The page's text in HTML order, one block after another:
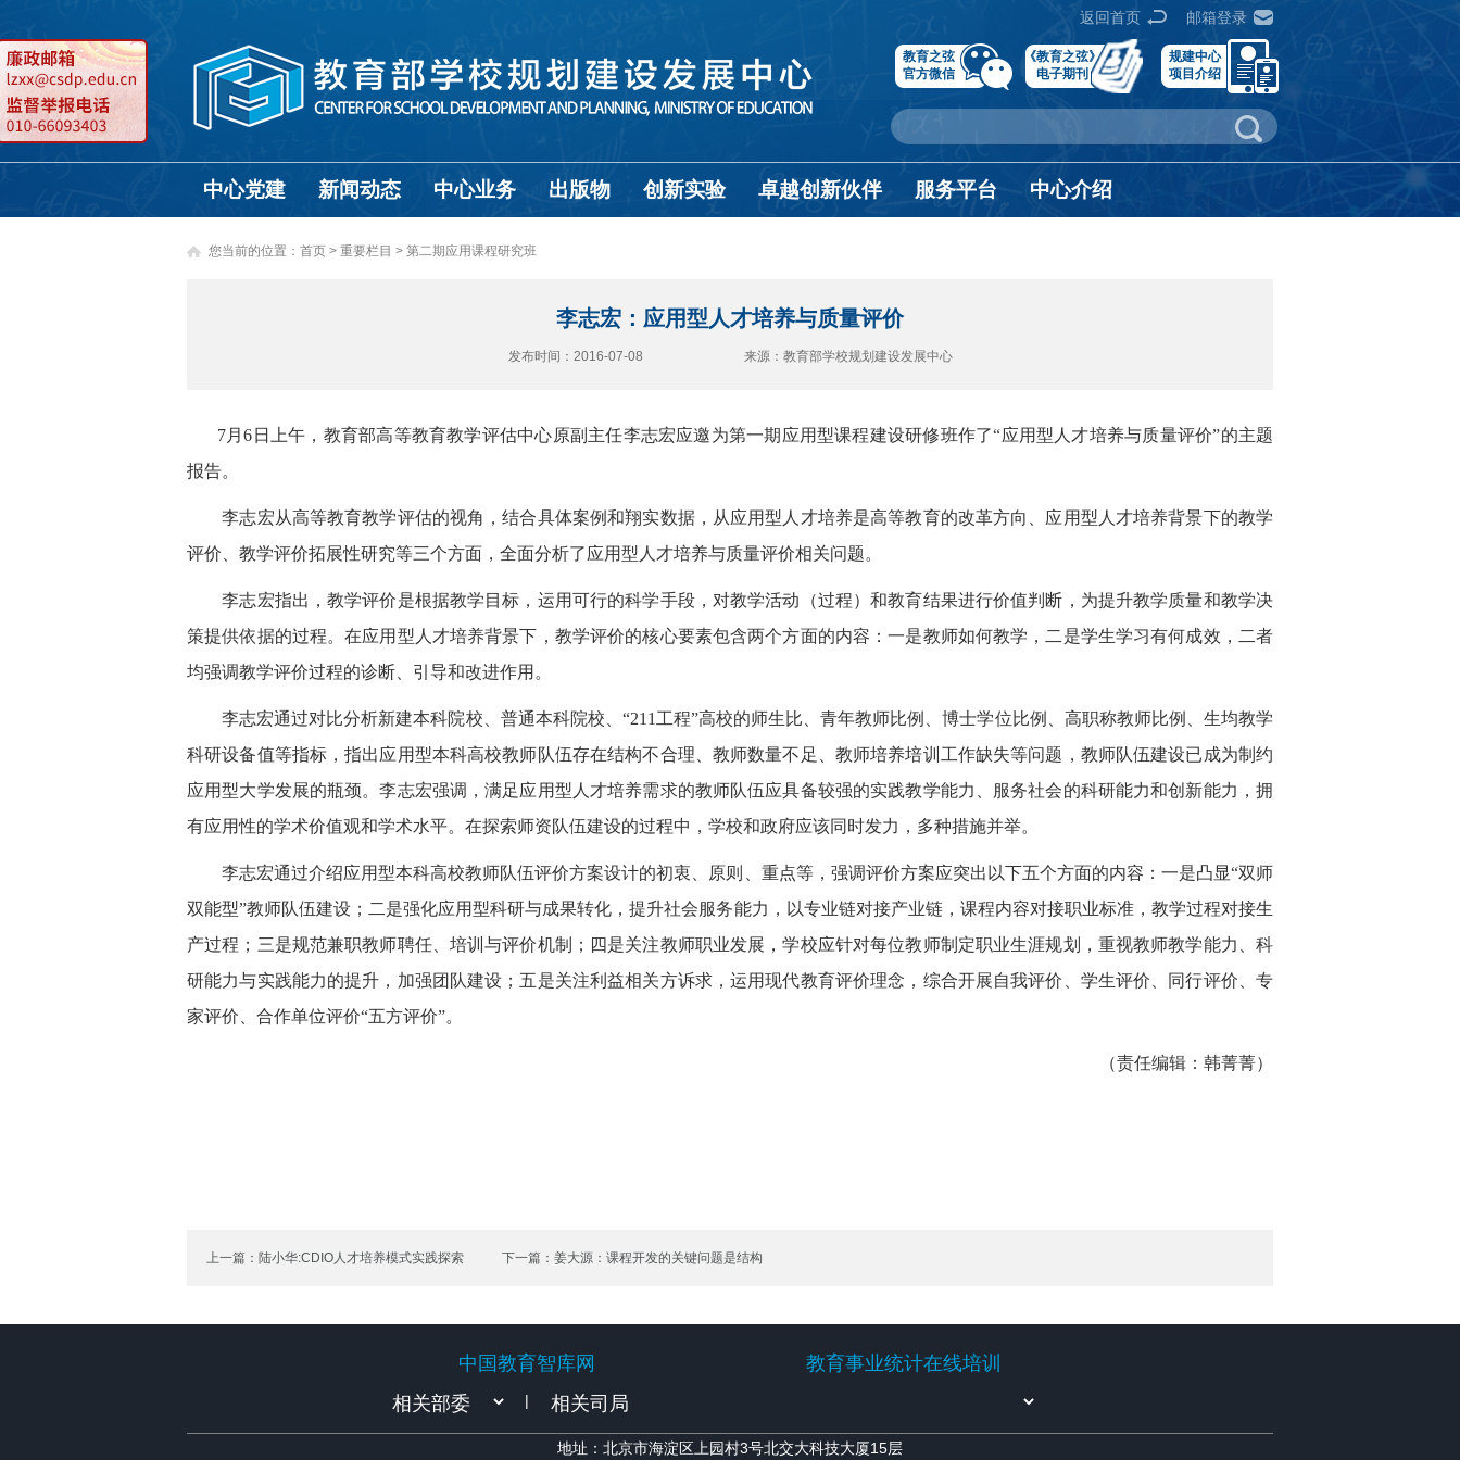
邮箱登录
返回首页
教育之弦
官方微信
规建中心
项目介绍
《教育之弦》
电子期刊
中心党建 新闻动态 中心业务 出版物 创新实验 卓越创新伙伴 服务平台 中心介绍
您当前的位置： 首页 > 重要栏目 > 第二期应用课程研究班
李志宏：应用型人才培养与质量评价
发布时间：2016-07-08 来源：教育部学校规划建设发展中心
7月6日上午，教育部高等教育教学评估中心原副主任李志宏应邀为第一期应用型课程建设研修班作了“应用型人才培养与质量评价”的主题
报告。
李志宏从高等教育教学评估的视角，结合具体案例和翔实数据，从应用型人才培养是高等教育的改革方向、应用型人才培养背景下的教学
评价、教学评价拓展性研究等三个方面，全面分析了应用型人才培养与质量评价相关问题。
李志宏指出，教学评价是根据教学目标，运用可行的科学手段，对教学活动（过程）和教育结果进行价值判断，为提升教学质量和教学决
策提供依据的过程。在应用型人才培养背景下，教学评价的核心要素包含两个方面的内容：一是教师如何教学，二是学生学习有何成效，二者
均强调教学评价过程的诊断、引导和改进作用。
李志宏通过对比分析新建本科院校、普通本科院校、“211工程”高校的师生比、青年教师比例、博士学位比例、高职称教师比例、生均教学
科研设备值等指标，指出应用型本科高校教师队伍存在结构不合理、教师数量不足、教师培养培训工作缺失等问题，教师队伍建设已成为制约
应用型大学发展的瓶颈。李志宏强调，满足应用型人才培养需求的教师队伍应具备较强的实践教学能力、服务社会的科研能力和创新能力，拥
有应用性的学术价值观和学术水平。在探索师资队伍建设的过程中，学校和政府应该同时发力，多种措施并举。
李志宏通过介绍应用型本科高校教师队伍评价方案设计的初衷、原则、重点等，强调评价方案应突出以下五个方面的内容：一是凸显“双师
双能型”教师队伍建设；二是强化应用型科研与成果转化，提升社会服务能力，以专业链对接产业链，课程内容对接职业标准，教学过程对接生
产过程；三是规范兼职教师聘任、培训与评价机制；四是关注教师职业发展，学校应针对每位教师制定职业生涯规划，重视教师教学能力、科
研能力与实践能力的提升，加强团队建设；五是关注利益相关方诉求，运用现代教育评价理念，综合开展自我评价、学生评价、同行评价、专
家评价、合作单位评价“五方评价”。
（责任编辑：韩菁菁）
上一篇：陆小华:CDIO人才培养模式实践探索 下一篇：姜大源：课程开发的关键问题是结构
中国教育智库网
教育事业统计在线培训
|
地址：北京市海淀区上园村3号北交大科技大厦15层